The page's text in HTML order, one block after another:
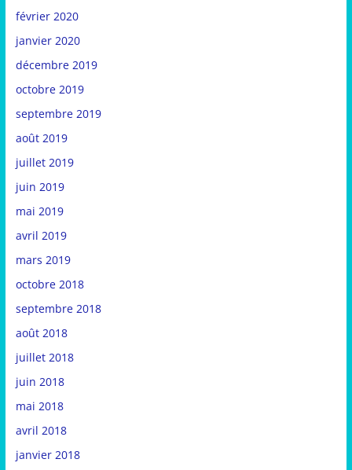
février 2020
janvier 2020
décembre 2019
octobre 2019
septembre 2019
août 2019
juillet 2019
juin 2019
mai 2019
avril 2019
mars 2019
octobre 2018
septembre 2018
août 2018
juillet 2018
juin 2018
mai 2018
avril 2018
janvier 2018